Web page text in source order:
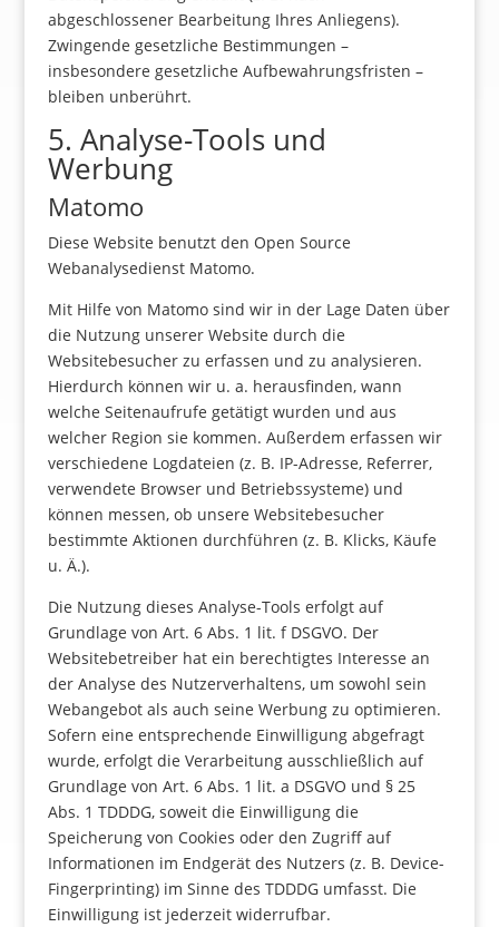
abgeschlossener Bearbeitung Ihres Anliegens).
Zwingende gesetzliche Bestimmungen –
insbesondere gesetzliche Aufbewahrungsfristen –
bleiben unberührt.
5. Analyse-Tools und
Werbung
Matomo
Diese Website benutzt den Open Source
Webanalysedienst Matomo.
Mit Hilfe von Matomo sind wir in der Lage Daten über
die Nutzung unserer Website durch die
Websitebesucher zu erfassen und zu analysieren.
Hierdurch können wir u. a. herausfinden, wann
welche Seitenaufrufe getätigt wurden und aus
welcher Region sie kommen. Außerdem erfassen wir
verschiedene Logdateien (z. B. IP-Adresse, Referrer,
verwendete Browser und Betriebssysteme) und
können messen, ob unsere Websitebesucher
bestimmte Aktionen durchführen (z. B. Klicks, Käufe
u. Ä.).
Die Nutzung dieses Analyse-Tools erfolgt auf
Grundlage von Art. 6 Abs. 1 lit. f DSGVO. Der
Websitebetreiber hat ein berechtigtes Interesse an
der Analyse des Nutzerverhaltens, um sowohl sein
Webangebot als auch seine Werbung zu optimieren.
Sofern eine entsprechende Einwilligung abgefragt
wurde, erfolgt die Verarbeitung ausschließlich auf
Grundlage von Art. 6 Abs. 1 lit. a DSGVO und § 25
Abs. 1 TDDDG, soweit die Einwilligung die
Speicherung von Cookies oder den Zugriff auf
Informationen im Endgerät des Nutzers (z. B. Device-
Fingerprinting) im Sinne des TDDDG umfasst. Die
Einwilligung ist jederzeit widerrufbar.